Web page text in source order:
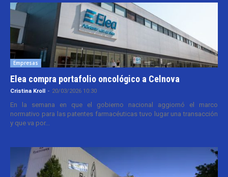
Empresas
Elea compra portafolio oncológico a Celnova
Cristina Kroll - 20/03/2026 10:30
En la semana en que el gobierno nacional aggiornó el marco
normativo para las patentes farmacéuticas tuvo lugar una transacción
y que va por...